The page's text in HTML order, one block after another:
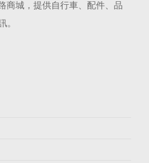
商城，提供自行車、配件、品
。